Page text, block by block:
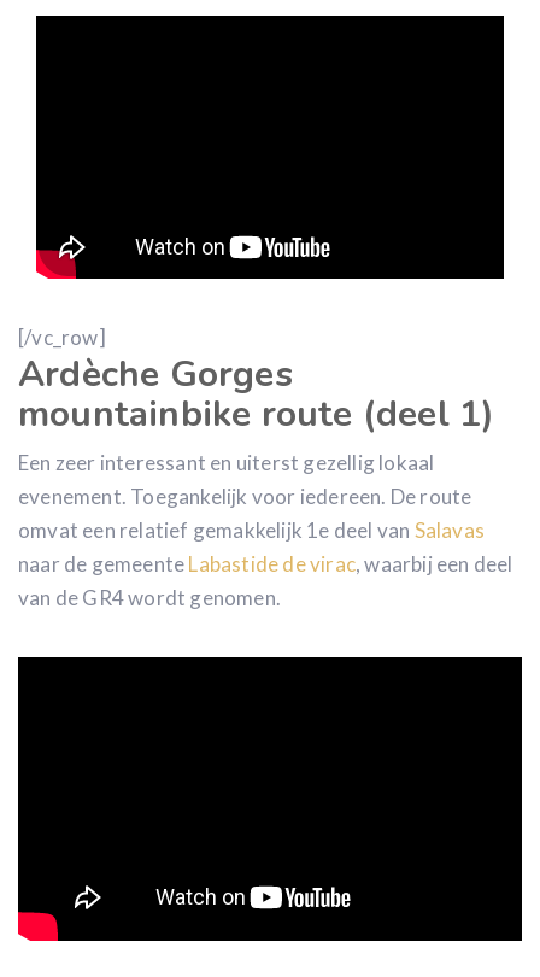
[/vc_row]
Ardèche Gorges
mountainbike route (deel 1)
Een zeer interessant en uiterst gezellig lokaal
evenement. Toegankelijk voor iedereen. De route
omvat een relatief gemakkelijk 1e deel van Salavas
naar de gemeenteLabastide de virac, waarbij een deel
van de GR4 wordt genomen.